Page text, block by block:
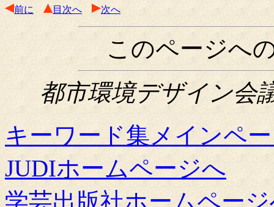
前に 目次へ 次へ
このページへ
都市環境デザイン会
キーワード集メインペ
JUDIホームページへ
学芸出版社ホームペー